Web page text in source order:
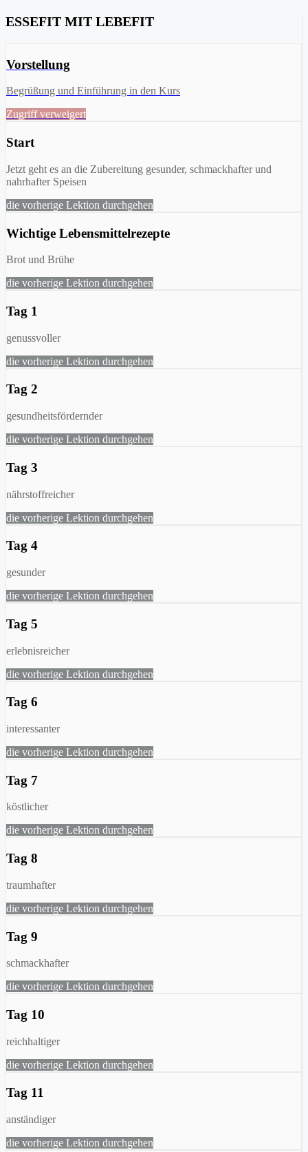
ESSEFIT MIT LEBEFIT
Vorstellung
Begrüßung und Einführung in den Kurs
Zugriff verweigert
Start
Jetzt geht es an die Zubereitung gesunder, schmackhafter und
nahrhafter Speisen
die vorherige Lektion durchgehen
Wichtige Lebensmittelrezepte
Brot und Brühe
die vorherige Lektion durchgehen
Tag 1
genussvoller
die vorherige Lektion durchgehen
Tag 2
gesundheitsfördernder
die vorherige Lektion durchgehen
Tag 3
nährstoffreicher
die vorherige Lektion durchgehen
Tag 4
gesunder
die vorherige Lektion durchgehen
Tag 5
erlebnisreicher
die vorherige Lektion durchgehen
Tag 6
interessanter
die vorherige Lektion durchgehen
Tag 7
köstlicher
die vorherige Lektion durchgehen
Tag 8
traumhafter
die vorherige Lektion durchgehen
Tag 9
schmackhafter
die vorherige Lektion durchgehen
Tag 10
reichhaltiger
die vorherige Lektion durchgehen
Tag 11
anständiger
die vorherige Lektion durchgehen